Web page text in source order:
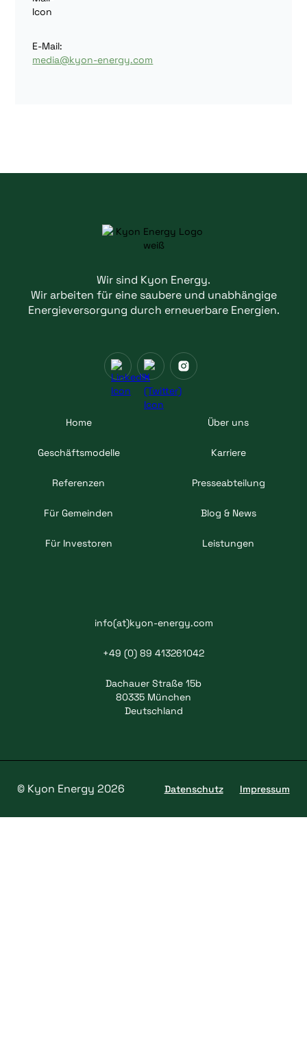
E-Mail:
media@kyon-energy.com
Wir sind Kyon Energy.
Wir arbeiten für eine saubere und unabhängige
Energieversorgung durch erneuerbare Energien.
Home
Geschäftsmodelle
Referenzen
Für Gemeinden
Für Investoren
Über uns
Karriere
Presseabteilung
Blog & News
Leistungen
info(at)kyon-energy.com
+49 (0) 89 413261042
Dachauer Straße 15b
80335 München
Deutschland
© Kyon Energy 2026 Datenschutz Impressum